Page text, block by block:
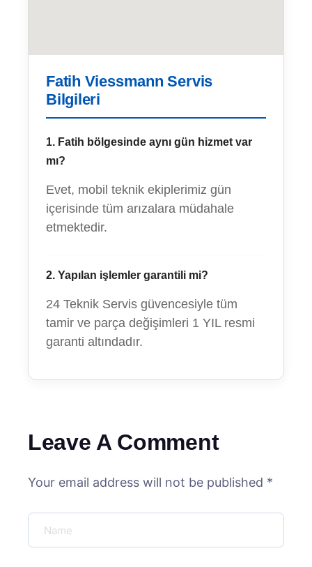
Fatih Viessmann Servis
Bilgileri
1. Fatih bölgesinde aynı gün hizmet var
mı?
Evet, mobil teknik ekiplerimiz gün
içerisinde tüm arızalara müdahale
etmektedir.
2. Yapılan işlemler garantili mi?
24 Teknik Servis güvencesiyle tüm
tamir ve parça değişimleri 1 YIL resmi
garanti altındadır.
Leave A Comment
Your email address will not be published *